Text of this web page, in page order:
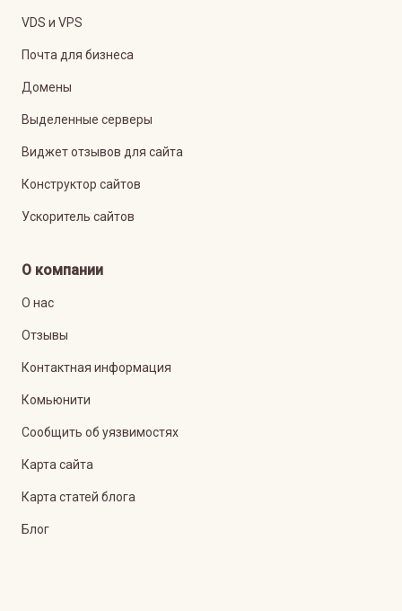
VDS и VPS
Почта для бизнеса
Домены
Выделенные серверы
Виджет отзывов для сайта
Конструктор сайтов
Ускоритель сайтов
О компании
О нас
Отзывы
Контактная информация
Комьюнити
Сообщить об уязвимостях
Карта сайта
Карта статей блога
Блог